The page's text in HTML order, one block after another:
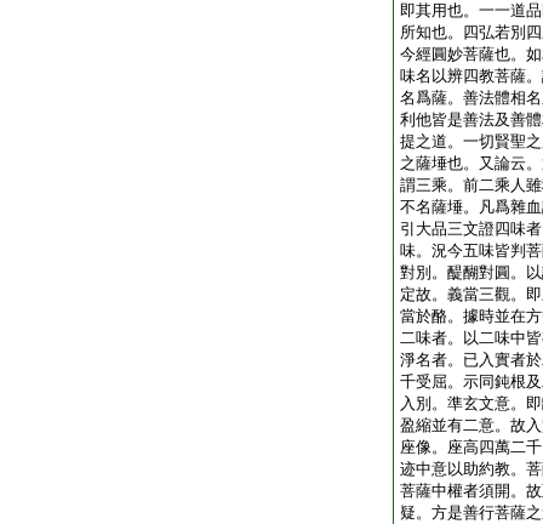
即其用也。一一道
所知也。四弘若別
今經圓妙菩薩也。
味名以辨四教菩薩
名爲薩。善法體相
利他皆是善法及善
提之道。一切賢聖
之薩埵也。又論云
謂三乘。前二乘人
不名薩埵。凡爲雜
引大品三文證四味
味。況今五味皆判
對別。醍醐對圓。
定故。義當三觀。
當於酪。據時並在
二味者。以二味中
淨名者。已入實者
千受屈。示同鈍根
入別。準玄文意。
盈縮並有二意。故
座像。座高四萬二
迹中意以助約教。
菩薩中權者須開。
疑。方是善行菩薩